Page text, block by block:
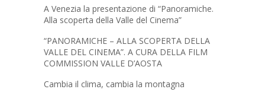
A Venezia la presentazione di “Panoramiche.
Alla scoperta della Valle del Cinema”
“PANORAMICHE – ALLA SCOPERTA DELLA
VALLE DEL CINEMA”. A CURA DELLA FILM
COMMISSION VALLE D’AOSTA
Cambia il clima, cambia la montagna